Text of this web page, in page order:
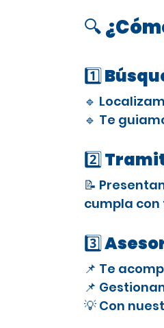
🔍
1️⃣
🔹
🔹 Te
2️⃣
📝
cumpla con
3️⃣
📌 Te
📌
💡 Con